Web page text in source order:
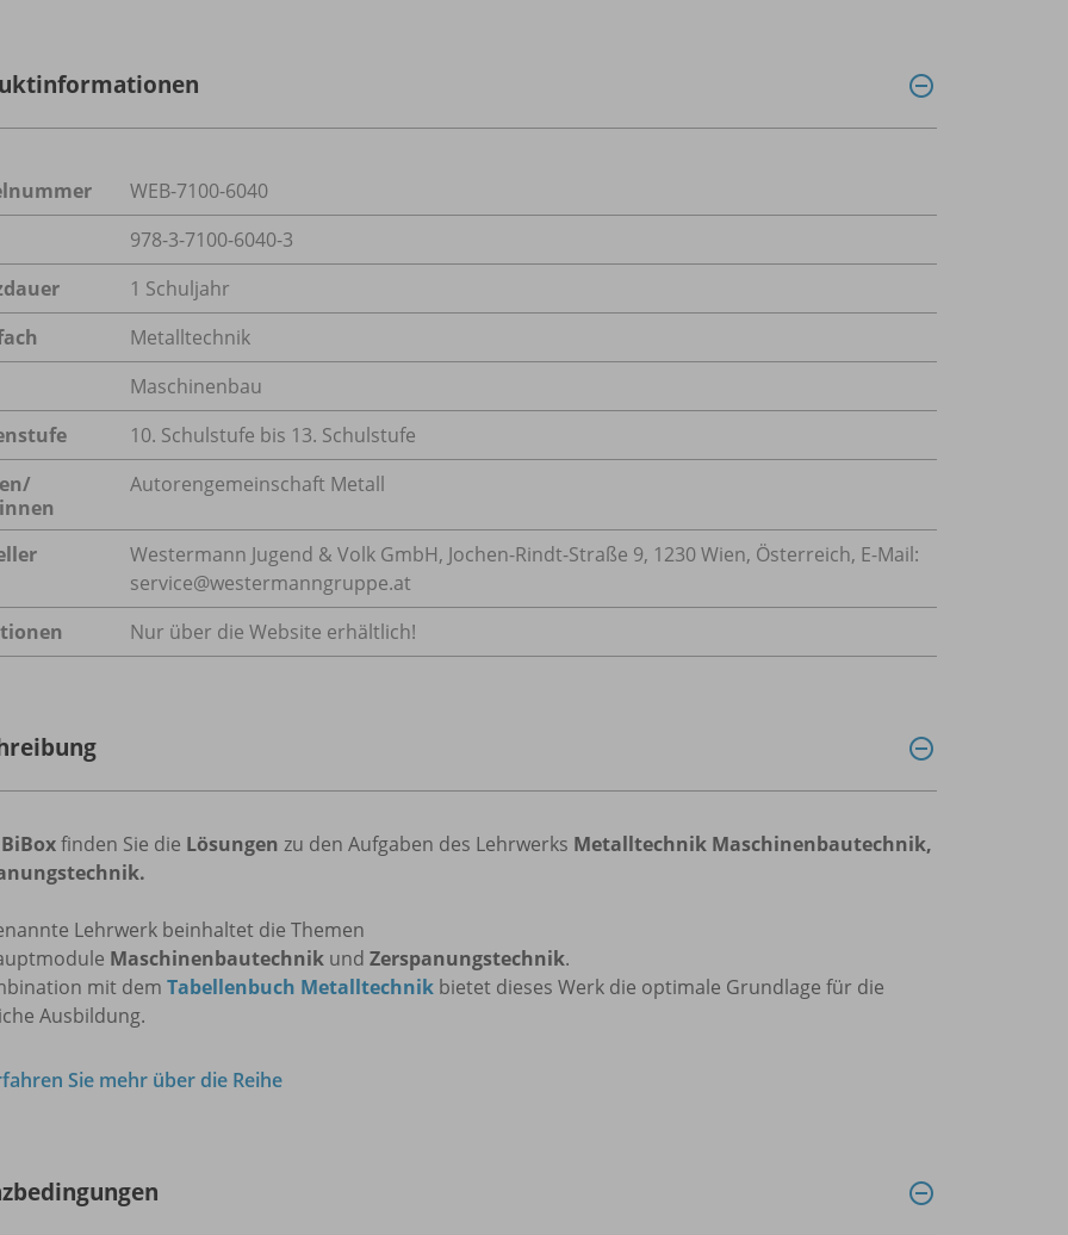
WEB-7100-6040
978-3-7100-6040-3
1 Schuljahr
Metalltechnik
Maschinenbau
10. Schulstufe bis 13. Schulstufe
Autorengemeinschaft Metall
Westermann Jugend & Volk GmbH, Jochen-Rindt-Straße 9, 1230 Wien, Österreich, E-Mail:
service@westermanngruppe.at
Nur über die Website erhältlich!
BiBoxfinden Sie die Lösungen zu den Aufgaben des Lehrwerks Metalltechnik Maschinenbautechnik,
Lehrwerk beinhaltet die Themen
Maschinenbautechnik und Zerspanungstechnik.
mit dem Tabellenbuch Metalltechnik bietet dieses Werk die optimale Grundlage für die
Ausbildung.
Sie mehr über die Reihe